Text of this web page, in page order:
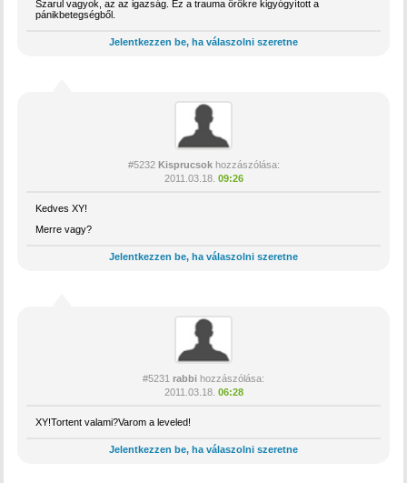
Szarul vagyok, az az igazság. Ez a trauma örökre kigyógyított a
pánikbetegségből.
Jelentkezzen be, ha válaszolni szeretne
#5232 Kisprucsokhozzászólása:
2011.03.18. 09:26
Kedves XY!
Merre vagy?
Jelentkezzen be, ha válaszolni szeretne
#5231 rabbi hozzászólása:
2011.03.18. 06:28
XY!Tortent valami?Varom a leveled!
Jelentkezzen be, ha válaszolni szeretne